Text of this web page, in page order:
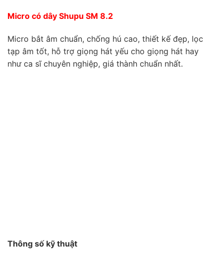
Micro có dây Shupu SM 8.2
Micro bắt âm chuẩn, chống hú cao, thiết kế đẹp, lọc
tạp âm tốt, hỗ trợ giọng hát yếu cho giọng hát hay
như ca sĩ chuyên nghiệp, giá thành chuẩn nhất.
Thông số kỹ thuật